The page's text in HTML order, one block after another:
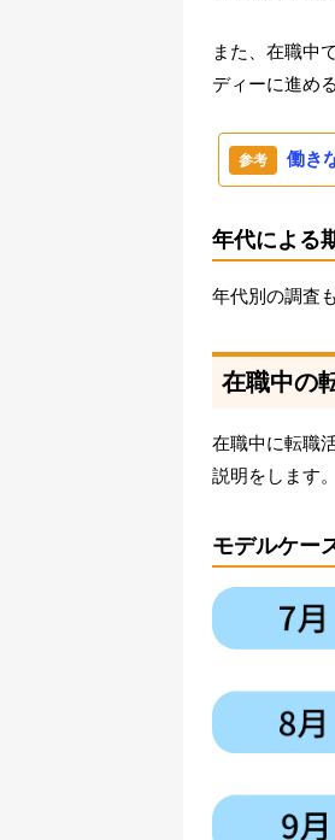
また、在職中
ディーに進め
働き
年代による
年代別の調査
在職中の
在職中に転職
説明をします。
モデルケー